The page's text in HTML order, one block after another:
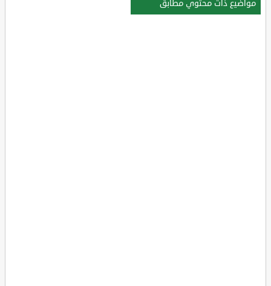
مواضيع ذات محتوي مطابق